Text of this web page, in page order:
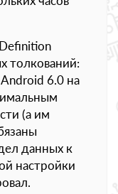
толкований:
6.0 на
(а им
данных к
настройки